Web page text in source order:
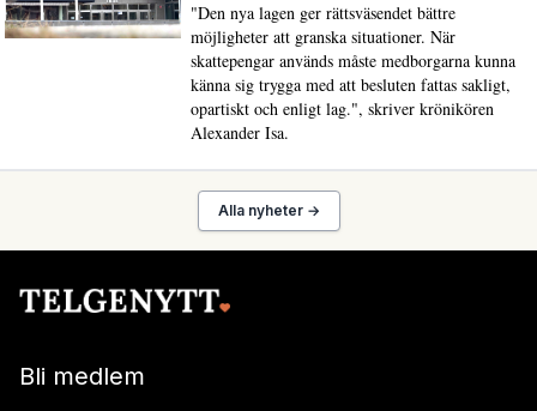
"Den nya lagen ger rättsväsendet bättre
möjligheter att granska situationer. När
skattepengar används måste medborgarna kunna
känna sig trygga med att besluten fattas sakligt,
opartiskt och enligt lag.", skriver krönikören
Alexander Isa.
Alla nyheter →
Bli medlem